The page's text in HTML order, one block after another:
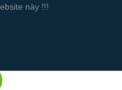
này !!!